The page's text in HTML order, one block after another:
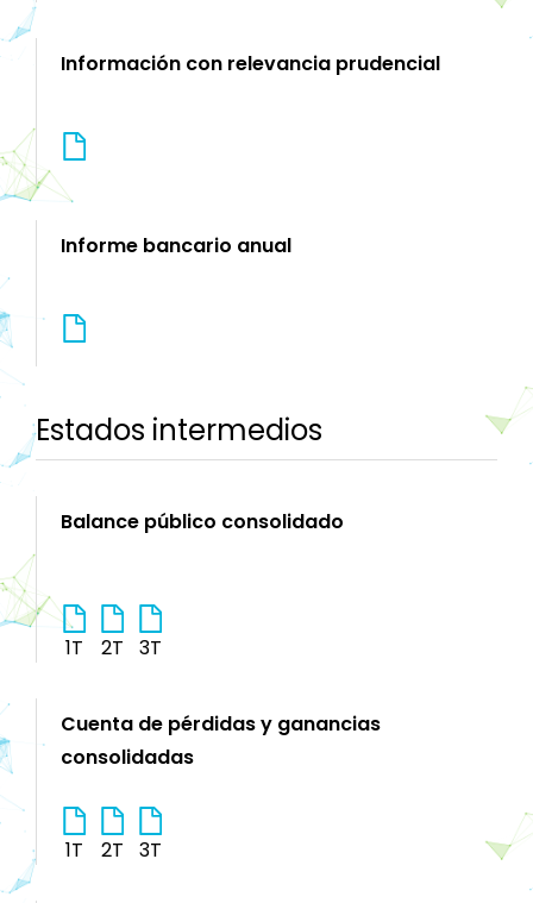
Información con relevancia prudencial
Informe bancario anual
Estados intermedios
Balance público consolidado
1T 2T 3T
Cuenta de pérdidas y ganancias
consolidadas
1T 2T 3T